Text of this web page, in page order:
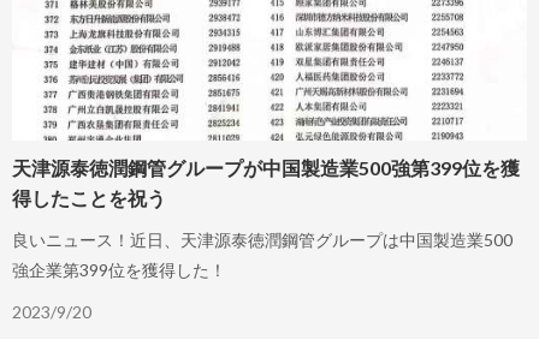
天津源泰徳潤鋼管グループが中国製造業500強第399位を獲
得したことを祝う
良いニュース！近日、天津源泰徳潤鋼管グループは中国製造業500
強企業第399位を獲得した！
2023/9/20